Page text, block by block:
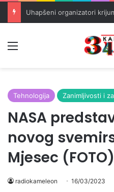
Tehnologija Zanimljivosti i
NASA
novog
Mjesec (FOTO)
radiokameleon 16/03/2023